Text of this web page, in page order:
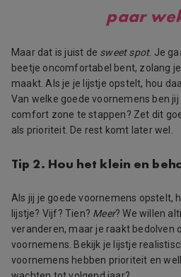
paar
Maar dat is juist de sweet spot. Je
beetje oncomfortabel bent, zolang
maakt. Als je je lijstje opstelt, hou
Van welke goede voornemens ben
comfort zone te stappen? Zet dit
als prioriteit. De rest komt later wel.
Tip 2. Hou het klein en
Als jij je goede voornemens opstelt,
lijstje? Vijf? Tien? Meer? We willen
veranderen, maar je raakt bedolven
voornemens. Bekijk je lijstje
voornemens hebben prioriteit en